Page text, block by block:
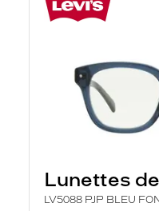
Lunettes
LV5088 PJP BLEU